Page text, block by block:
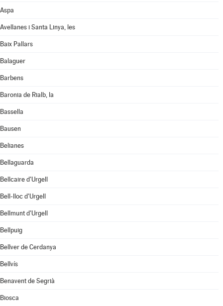
Aspa
Avellanes i Santa Linya, les
Baix Pallars
Balaguer
Barbens
Baronia de Rialb, la
Bassella
Bausen
Belianes
Bellaguarda
Bellcaire d'Urgell
Bell-lloc d'Urgell
Bellmunt d'Urgell
Bellpuig
Bellver de Cerdanya
Bellvís
Benavent de Segrià
Biosca